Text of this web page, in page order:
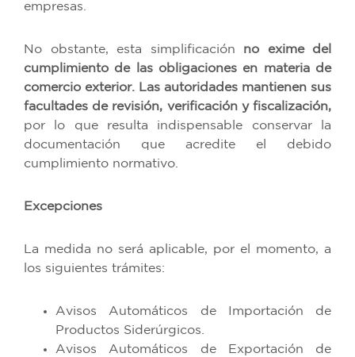
empresas.
No obstante, esta simplificación no exime del
cumplimiento de las obligaciones en materia de
comercio exterior. Las autoridades mantienen sus
facultades de revisión, verificación y fiscalización,
por lo que resulta indispensable conservar la
documentación que acredite el debido
cumplimiento normativo.
Excepciones
La medida no será aplicable, por el momento, a
los siguientes trámites:
Avisos Automáticos de Importación de
Productos Siderúrgicos.
Avisos Automáticos de Exportación de